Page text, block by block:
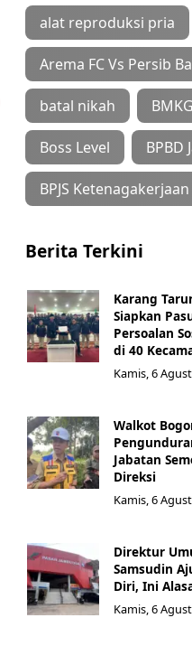
alat reproduksi pria
Arema FC Vs Persib
batal nikah BMKG
Boss Level BPBD
BPJS Ketenagakerjaan
Berita Terkini
Karang
Siapkan
Persoalan
di 40
Kamis, 6
Walkot
Jabatan
Direksi
Kamis, 6
Direktur
Samsudin
Diri, Ini
Kamis, 6